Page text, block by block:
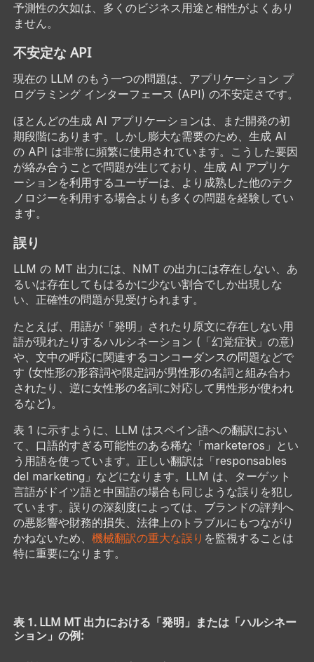
予測性の欠如は、多くのビジネス用途と相性がよくあり
ません。
不安定な API
現在の LLM のもう一つの問題は、アプリケーション プ
ログラミング インターフェース (API) の不安定さです。
ほとんどの生成 AI アプリケーションは、まだ開発の初
期段階にあります。しかし膨大な需要のため、生成 AI
の API は非常に頻繁に使用されています。こうした要因
が絡み合うことで問題が生じており、生成 AI アプリケ
ーションを利用するユーザーは、より成熟した他のテク
ノロジーを利用する場合よりも多くの問題を経験してい
ます。
誤り
LLM の MT 出力には、NMT の出力には存在しない、あ
るいは存在してもはるかに少ない割合でしか出現しな
い、正確性の問題が見受けられます。
たとえば、用語が「発明」されたり原文に存在しない用
語が現れたりするハルシネーション (「幻覚症状」の意)
や、文中の呼応に関連するコンコーダンスの問題などで
す (女性形の形容詞や限定詞が男性形の名詞と組み合わ
されたり、逆に女性形の名詞に対応して男性形が使われ
るなど)。
表 1 に示すように、LLM はスペイン語への翻訳におい
て、口語的すぎる可能性のある稀な「marketeros」とい
う用語を使っています。正しい翻訳は「responsables
del marketing」などになります。LLM は、ターゲット
言語がドイツ語と中国語の場合も同じような誤りを犯し
ています。誤りの深刻度によっては、ブランドの評判へ
の悪影響や財務的損失、法律上のトラブルにもつながり
かねないため、 機械翻訳の重大な誤り を監視することは
特に重要になります。
表 1. LLM MT 出力における「発明」または「ハルシネー
ション」の例: